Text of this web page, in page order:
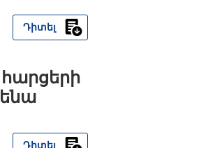
Դիտել
Դիտել